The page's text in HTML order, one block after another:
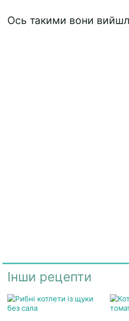
Ось такими вони
Інши рецепти